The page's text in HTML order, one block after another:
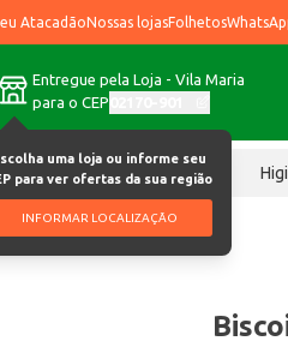
AtacadãoNossas lojasFolhetos
Entregue pela Loja - Vila Maria
para o CEP
uma loja ou informe seu
para ver ofertas da sua região
INFORMAR LOCALIZAÇÃO
Chocolates
330g